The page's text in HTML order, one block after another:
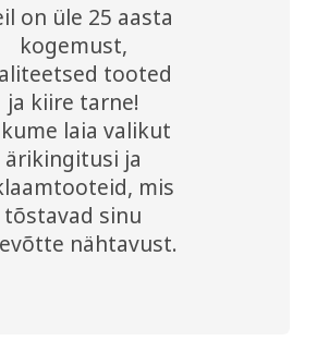
on üle 25 aasta
kogemust,
tooted
ja kiire tarne!
laia valikut
ärikingitusi ja
mis
tõstavad sinu
nähtavust.